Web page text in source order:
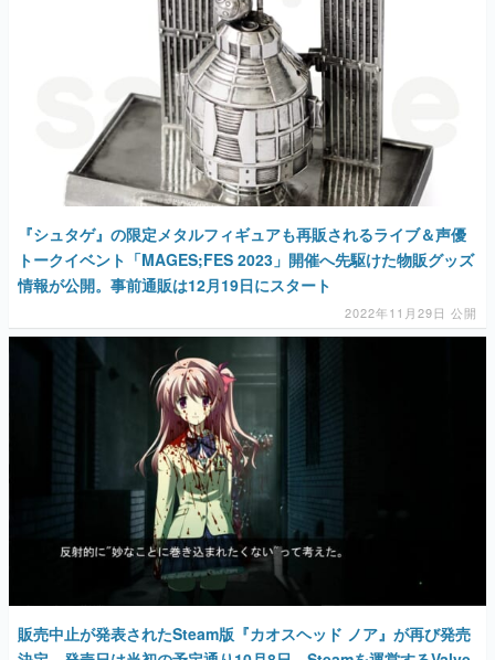
『シュタゲ』の限定メタルフィギュアも再販されるライブ＆声優
トークイベント「MAGES;FES 2023」開催へ先駆けた物販グッズ
情報が公開。事前通販は12月19日にスタート
2022年11月29日 公開
販売中止が発表されたSteam版『カオスヘッド ノア』が再び発売